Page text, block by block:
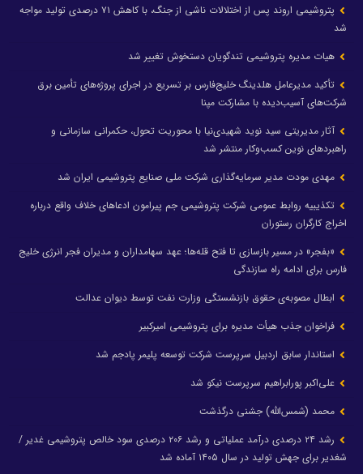
پتروشیمی اروند پس از اختلالات ناشی از جنگ، با کاهش ۷۱ درصدی تولید مواجه
شد
هیات مدیره پتروشیمی تندگویان دستخوش تغییر شد
تأکید مدیرعامل هلدینگ خلیج‌فارس بر تسریع در اجرای پروژه‌های تأمین برق
شرکت‌های آسیب‌دیده با مشارکت مپنا
آثار مدیریتی سید نوید شهیدی‌نیا با محوریت تحول، حکمرانی سازمانی و
راهبردهای نوین کسب‌وکار منتشر شد
مهدی مودت مدیر سرمایه‌گذاری شرکت ملی صنایع پتروشیمی ایران شد
تکذیبیه روابط عمومی شرکت پتروشیمی جم پیرامون ادعاهای خلاف واقع درباره
اخراج کارگران رستوران
«بفجر» در مسیر بازسازی تا فتح قله‌ها؛ عهد سهامداران و مدیران فجر انرژی خلیج
فارس برای ادامه راه سازندگی
ابطال مصوبه‌ی حقوق بازنشستگی وزارت نفت توسط دیوان عدالت
فراخوان جذب هیأت مدیره برای پتروشیمی امیرکبیر
استاندار سابق اردبیل سرپرست شرکت توسعه پلیمر پادجم شد
علی‌اکبر پورابراهیم سرپرست نیکو شد
محمد (شمس‌الله) جشنی درگذشت
رشد ۲۴ درصدی درآمد عملیاتی و رشد ۲۰۶ درصدی سود خالص پتروشیمی غدیر /
شغدیر برای جهش تولید در سال ۱۴۰۵ آماده شد